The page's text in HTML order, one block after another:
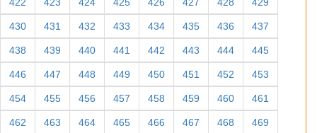
430 431 432 433 434 435 436 437
438 439 440 441 442 443 444 445
446 447 448 449 450 451 452 453
454 455 456 457 458 459 460 461
462 463 464 465 466 467 468 469